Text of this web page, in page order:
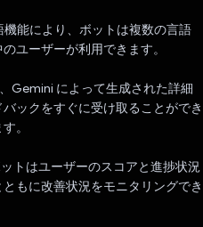
能により、ボットは複数の言語
ユーザーが利用できます。
Gemini によって生成された詳細
ックをすぐに受け取ることができ
。
トはユーザーのスコアと進捗状況
もに改善状況をモニタリングでき